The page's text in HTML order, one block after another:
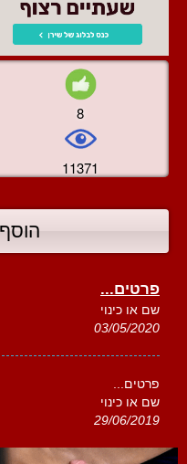
8
11371
פרטים...
שם או כינוי
03/05/2020
פרטים...
שם או כינוי
29/06/2019